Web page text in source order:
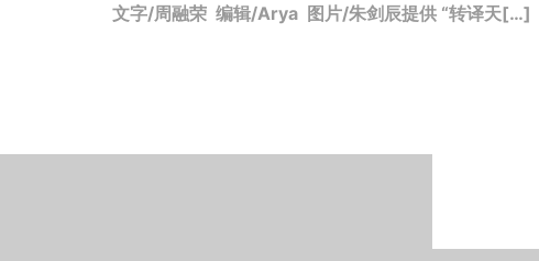
文字/周融荣 编辑/Arya 图片/朱剑辰提供 “转译天[…]